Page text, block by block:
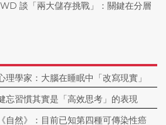
談「兩大儲存挑戰」：關鍵在分層
理學家：大腦在睡眠中「改寫現實」
忘習慣其實是「高效思考」的表現
自然》：目前已知第四種可傳染性癌